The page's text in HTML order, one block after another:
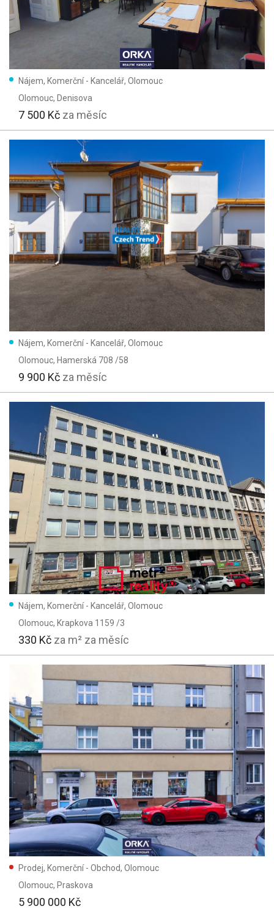
Nájem, Komerční - Kancelář, Olomouc
Olomouc, Denisova
7 500 Kč za měsíc
Nájem, Komerční - Kancelář, Olomouc
Olomouc, Hamerská 708 /58
9 900 Kč za měsíc
Nájem, Komerční - Kancelář, Olomouc
Olomouc, Krapkova 1159 /3
330 Kč za m² za měsíc
Prodej, Komerční - Obchod, Olomouc
Olomouc, Praskova
5 900 000 Kč